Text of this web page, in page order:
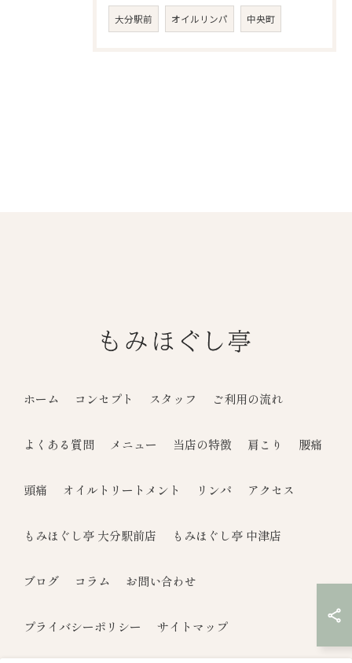
大分駅前 オイルリンパ 中央町
ホーム コンセプト スタッフ ご利用の流れ
よくある質問 メニュー 当店の特徴 肩こり 腰痛
頭痛 オイルトリートメント リンパ アクセス
もみほぐし亭 大分駅前店 もみほぐし亭 中津店
ブログ コラム お問い合わせ
プライバシーポリシー サイトマップ